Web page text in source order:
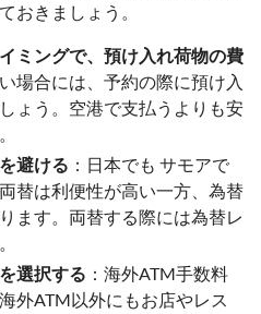
おきましょう。
ミングで、預け入れ荷物の費
場合には、予約の際に預け入
ょう。空港で支払うよりも安
避ける ：日本でも サモアで
替は利便性が高い一方、為替
ます。両替する際には為替レ
選択する ：海外ATM手数料
外ATM以外にもお店やレス